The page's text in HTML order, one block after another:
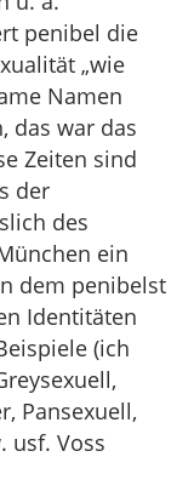
penibel die
„wie
Namen
das war das
Zeiten sind
der
des
ein
dem penibelst
Identitäten
(ich
Pansexuell,
usf. Voss